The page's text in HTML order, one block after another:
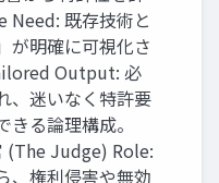
Need: 既存技術と
が明確に可視化さ
Output: 必
、迷いなく特許要
る論理構成。
(The Judge) Role:
、権利侵害や無効